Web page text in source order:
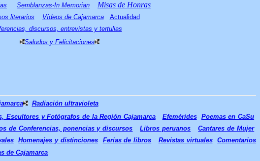
Semblanzas-In Memorian Misas de Honras
literarios Vídeos de Cajamarca
Actualidad
discursos, entrevistas y tertulias
Saludos y Felicitaciones
Radiación ultravioleta
Escultores y Fotógrafos de la Región Cajamarca Efemérides
Poemas en CaSu
de Conferencias, ponencias y discursos Libros peruanos
Cantares de Mujer
Homenajes y distinciones Ferias de libros Revistas virtuales
Comentarios
de Cajamarca